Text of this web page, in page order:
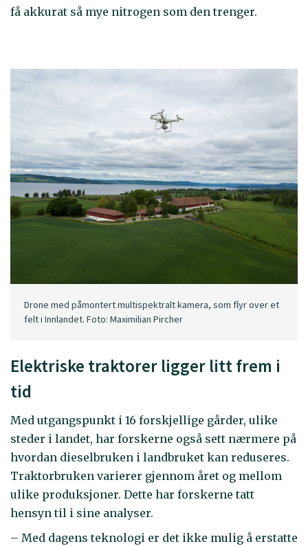
få akkurat så mye nitrogen som den trenger.
Drone med påmontert multispektralt kamera, som flyr over et
felt i Innlandet. Foto: Maximilian Pircher
Elektriske traktorer ligger litt frem i
tid
Med utgangspunkt i 16 forskjellige gårder, ulike
steder i landet, har forskerne også sett nærmere på
hvordan dieselbruken i landbruket kan reduseres.
Traktorbruken varierer gjennom året og mellom
ulike produksjoner. Dette har forskerne tatt
hensyn til i sine analyser.
– Med dagens teknologi er det ikke mulig å erstatte